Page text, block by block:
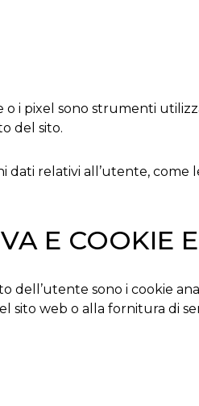
o i pixel sono strumenti
del sito.
relativi all’utente,
E COOKIE
dell’utente sono i cookie
web o alla fornitura di